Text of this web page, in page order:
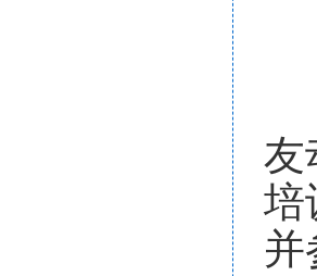
友
培